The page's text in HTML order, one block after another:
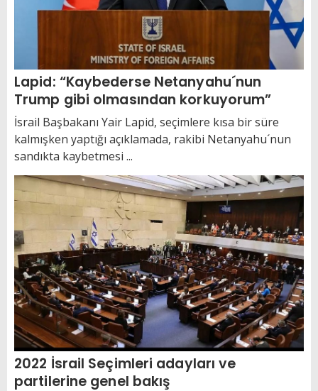
Lapid: “Kaybederse Netanyahu´nun
Trump gibi olmasından korkuyorum”
İsrail Başbakanı Yair Lapid, seçimlere kısa bir süre
kalmışken yaptığı açıklamada, rakibi Netanyahu´nun
sandıkta kaybetmesi ...
2022 İsrail Seçimleri adayları ve
partilerine genel bakış